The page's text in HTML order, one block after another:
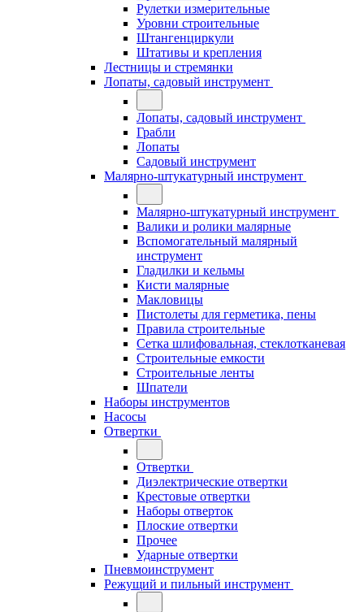
Рулетки измерительные
Уровни строительные
Штангенциркули
Штативы и крепления
Лестницы и стремянки
Лопаты, садовый инструмент
Лопаты, садовый инструмент
Грабли
Лопаты
Садовый инструмент
Малярно-штукатурный инструмент
Малярно-штукатурный инструмент
Валики и ролики малярные
Вспомогательный малярный
инструмент
Гладилки и кельмы
Кисти малярные
Макловицы
Пистолеты для герметика, пены
Правила строительные
Сетка шлифовальная, стеклотканевая
Строительные емкости
Строительные ленты
Шпатели
Наборы инструментов
Насосы
Отвертки
Отвертки
Диэлектрические отвертки
Крестовые отвертки
Наборы отверток
Плоские отвертки
Прочее
Ударные отвертки
Пневмоинструмент
Режущий и пильный инструмент